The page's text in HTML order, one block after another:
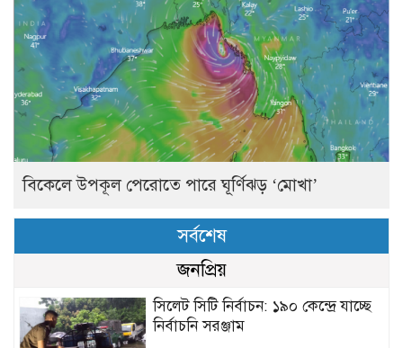
বিকেলে উপকূল পেরোতে পারে ঘূর্ণিঝড় ‘মোখা’
সর্বশেষ
জনপ্রিয়
সিলেট সিটি নির্বাচন: ১৯০ কেন্দ্রে যাচ্ছে
নির্বাচনি সরঞ্জাম